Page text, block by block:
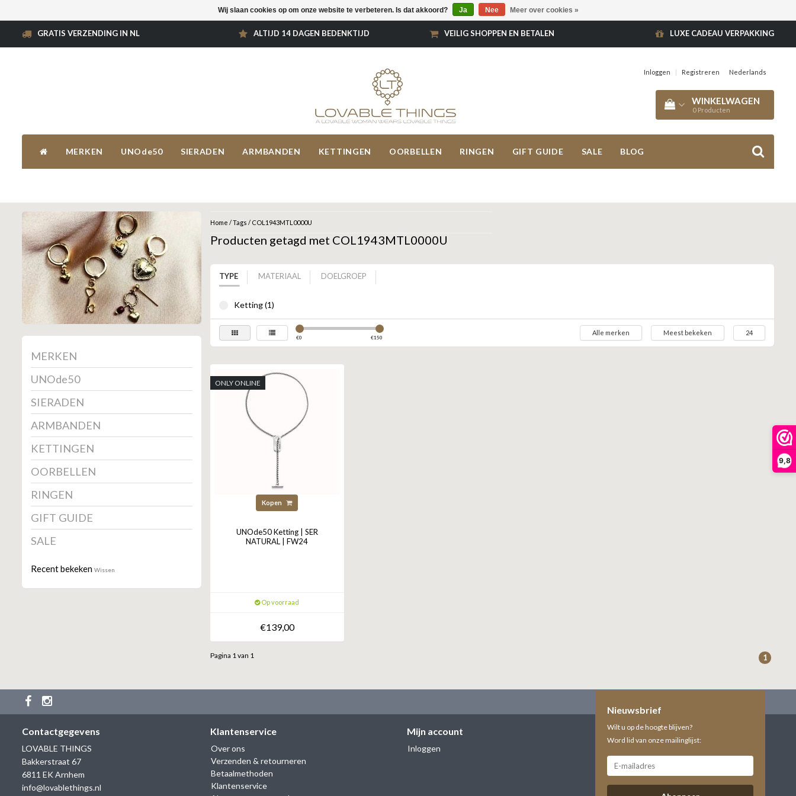
9,8
GRATIS VERZENDING IN NL ALTIJD 14 DAGEN BEDENKTIJD VEILIG SHOPPEN EN BETALEN LUXE CADEAU VERPAKKING
Inloggen | Registreren Nederlands
WINKELWAGEN
0 Producten
MERKEN UNOde50 SIERADEN ARMBANDEN KETTINGEN OORBELLEN RINGEN GIFT GUIDE SALE BLOG
MERKEN
UNOde50
SIERADEN
ARMBANDEN
KETTINGEN
OORBELLEN
RINGEN
GIFT GUIDE
SALE
Recent bekeken Wissen
Home /Tags / COL1943MTL0000U
Producten getagd met COL1943MTL0000U
TYPE MATERIAAL DOELGROEP
Ketting (1)
€0 €150
Alle merken Meest bekeken 24
ONLY ONLINE
Kopen
UNOde50 Ketting | SER
NATURAL | FW24
Op voorraad
€139,00
Pagina 1 van 1 1
Contactgegevens
LOVABLE THINGS
Bakkerstraat 67
6811 EK Arnhem
info@lovablethings.nl
Klantenservice
Over ons
Verzenden & retourneren
Betaalmethoden
Klantenservice
Mijn account
Inloggen
Nieuwsbrief
Wilt u op de hoogte blijven?
Word lid van onze mailinglijst:
Wij slaan cookies op om onze website te verbeteren. Is dat akkoord? Ja Nee Meer over cookies »